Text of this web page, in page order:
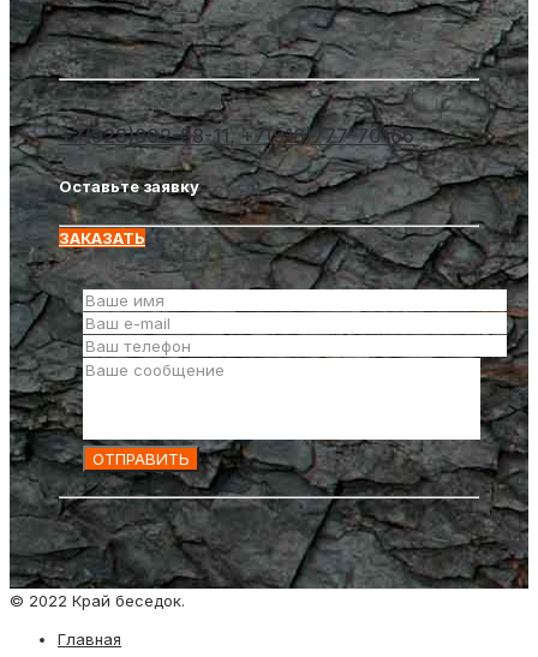
+7(928)802-58-11,+7(916)777-70-66
Оставьте заявку
ЗАКАЗАТЬ
© 2022 Край беседок.
Главная